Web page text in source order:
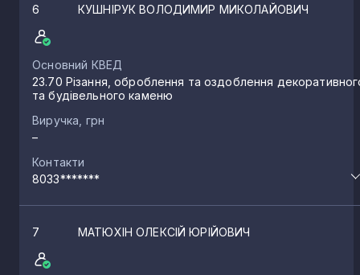
6 КУШНІРУК ВОЛОДИМИР МИКОЛАЙОВИЧ
Основний КВЕД
23.70 Різання, оброблення та оздоблення
та будівельного каменю
Виручка, грн
–
Контакти
8033*******
7 МАТЮХІН ОЛЕКСІЙ ЮРІЙОВИЧ